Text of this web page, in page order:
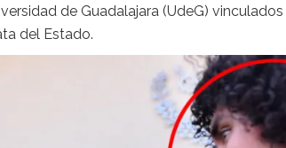
de Guadalajara (UdeG)
del Estado.